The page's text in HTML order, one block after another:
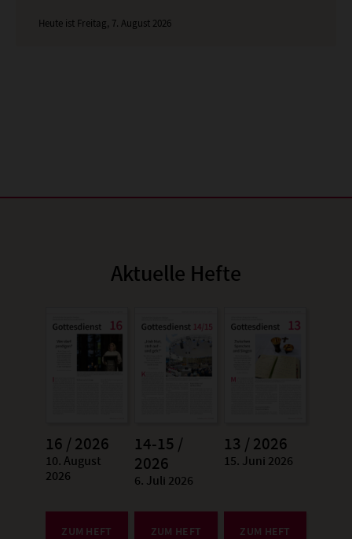
Heute ist Freitag, 7. August 2026
Aktuelle Hefte
16 / 2026
:
10. August
2026
ZUM HEFT
14-15 /
2026
:
6. Juli 2026
ZUM HEFT
13 / 2026
:
15. Juni 2026
ZUM HEFT